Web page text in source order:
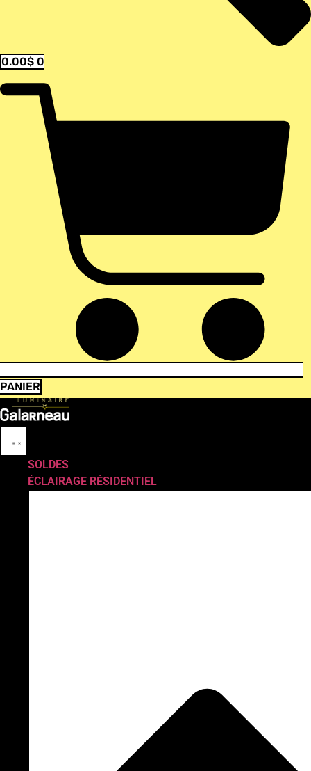
0.00$ 0
PANIER
SOLDES
ÉCLAIRAGE RÉSIDENTIEL